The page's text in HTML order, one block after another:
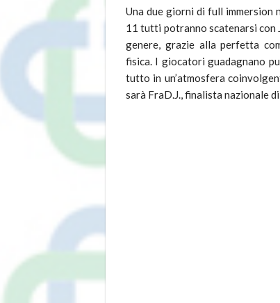
Una due giorni di full immersion
11 tutti potranno scatenarsi con
genere, grazie alla perfetta
fisica. I giocatori guadagnano
tutto in un’atmosfera
sarà FraD.J., finalista nazionale